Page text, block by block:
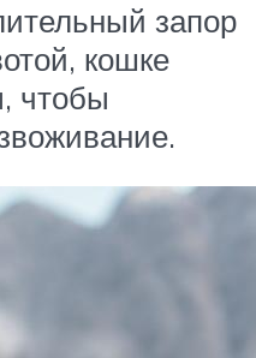
запор
кошке
чтобы